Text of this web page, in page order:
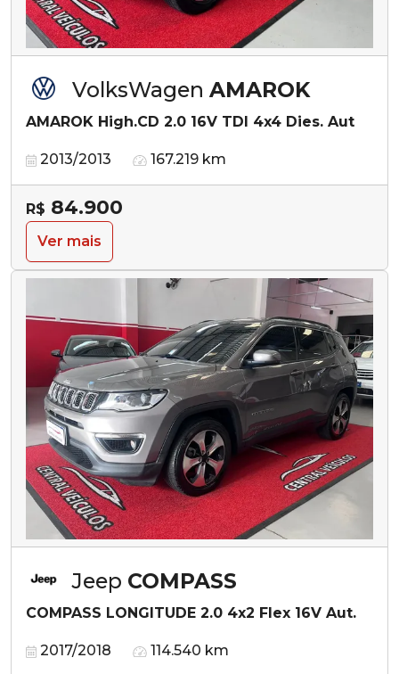
VolksWagen AMAROK
AMAROK High.CD 2.0 16V TDI 4x4 Dies. Aut
2013/2013 167.219 km
R$ 84.900
Ver mais
Jeep COMPASS
COMPASS LONGITUDE 2.0 4x2 Flex 16V Aut.
2017/2018 114.540 km